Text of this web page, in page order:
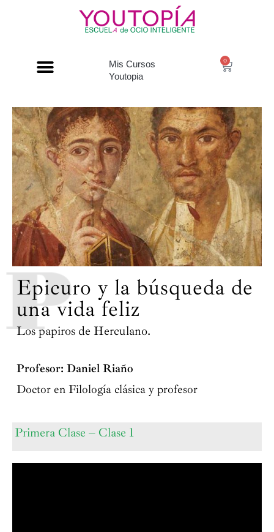
Mis Cursos
Youtopia
0
Epicuro y la búsqueda de
una vida feliz
Los papiros de Herculano.
Profesor: Daniel Riaño
Doctor en Filología clásica y profesor
Primera Clase – Clase 1